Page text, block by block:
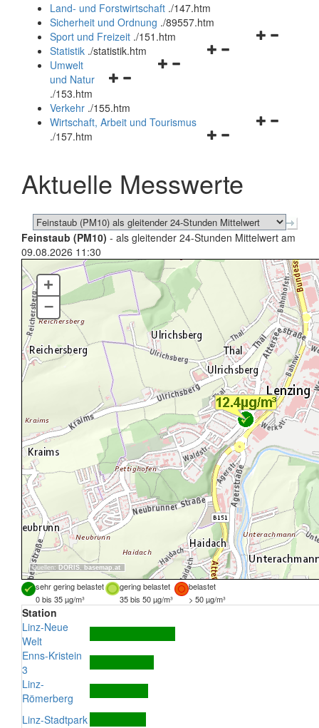
und
schließen
Land- und Forstwirtschaft ./147.htm
Sicherheit und Ordnung ./89557.htm
Navigationsmenü
Sport und Freizeit ./151.htm
Navigationsmenü
Statistik ./statistik.htm
Navigationsmenü
und
schließen
Umwelt
und Natur
./153.htm
Verkehr ./155.htm
Navigationsmenü
schließen
Wirtschaft, Arbeit und Tourismus
./157.htm
Aktuelle Messwerte
Feinstaub (PM10) - als gleitender 24-Stunden Mittelwert am
09.08.2026 11:30
Quellen: DORIS, basemap.at
+
–
sehr gering belastet gering belastet
belastet
0 bis 35 µg/m³
35 bis 50 µg/m³ > 50 µg/m³
Station
Linz-Neue
Welt
Enns-Kristein
3
Linz-
Römerberg
Linz-Stadtpark